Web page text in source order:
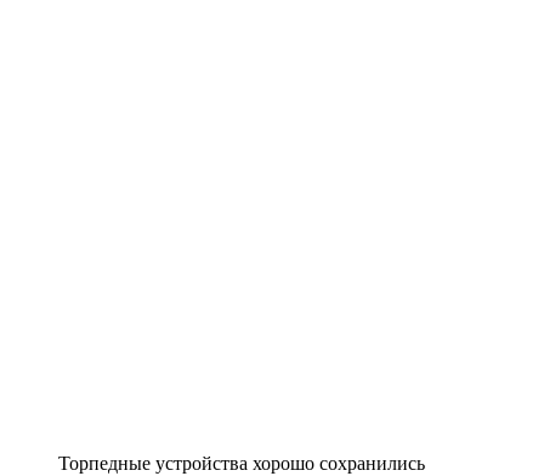
Торпедные устройства хорошо сохранились